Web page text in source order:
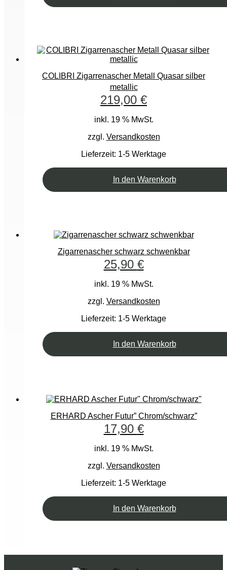
COLIBRI Zigarrenascher Metall Quasar silber
metallic
219,00 €
inkl. 19 % MwSt.
zzgl. Versandkosten
Lieferzeit: 1-5 Werktage
In den Warenkorb
Zigarrenascher schwarz schwenkbar
25,90 €
inkl. 19 % MwSt.
zzgl. Versandkosten
Lieferzeit: 1-5 Werktage
In den Warenkorb
ERHARD Ascher Futur” Chrom/schwarz”
17,90 €
inkl. 19 % MwSt.
zzgl. Versandkosten
Lieferzeit: 1-5 Werktage
In den Warenkorb